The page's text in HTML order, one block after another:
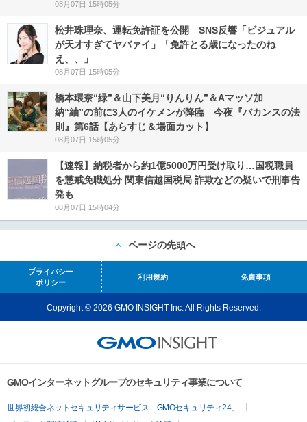
08月07日 15時05分
松井珠理奈、運転免許証を公開 SNS反響「ビジュアル
が天才すぎてヤバァイ」「免許とる歳になったのね
え、、」
08月07日 15時05分
橋本環奈“緑”＆山下美月“りんりん”＆Aマッソ加
納“紬”の前に3人のイケメンが降臨 今夜『バカンスの法
則』第6話【あらすじ＆場面カット】
08月07日 15時05分
【速報】納税者から約1億5000万円受け取り…国税職員
を懲戒免職処分 関東信越国税局 詐欺などの疑いで刑事告
発も
08月07日 15時04分
ページの先頭へ
プライバシー
ポリシー
利用規約 免責事項
Copyright © 2026 GMO INSIGHT Inc. All Rights Reserved.
GMOインターネットグループのセキュリティ事業について
世界初総合ネットセキュリティサービス「GMOセキュリティ24」